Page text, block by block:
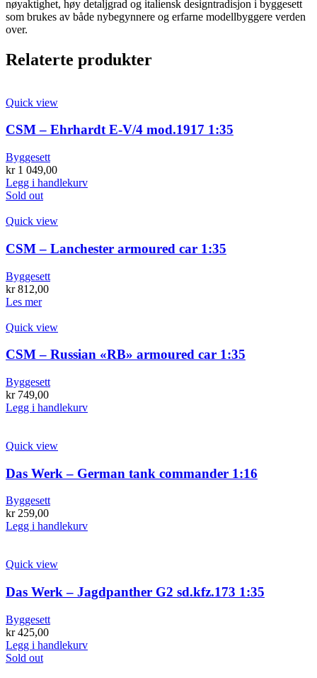
nøyaktighet, høy detaljgrad og italiensk designtradisjon i byggesett
som brukes av både nybegynnere og erfarne modellbyggere verden
over.
Relaterte produkter
Quick view
CSM – Ehrhardt E-V/4 mod.1917 1:35
Byggesett
kr1 049,00
Legg i handlekurv
Sold out
Quick view
CSM – Lanchester armoured car 1:35
Byggesett
kr812,00
Les mer
Quick view
CSM – Russian «RB» armoured car 1:35
Byggesett
kr749,00
Legg i handlekurv
Quick view
Das Werk – German tank commander 1:16
Byggesett
kr259,00
Legg i handlekurv
Quick view
Das Werk – Jagdpanther G2 sd.kfz.173 1:35
Byggesett
kr425,00
Legg i handlekurv
Sold out